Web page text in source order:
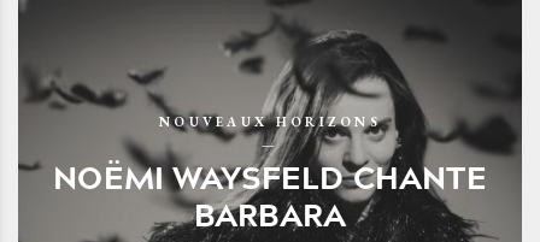
NOUVEAUX HORIZONS
NOËMI WAYSFELD CHANTE
BARBARA